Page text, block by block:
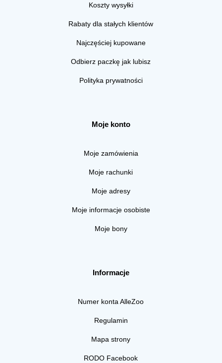
Koszty wysyłki
Rabaty dla stałych klientów
Najczęściej kupowane
Odbierz paczkę jak lubisz
Polityka prywatności
Moje konto
Moje zamówienia
Moje rachunki
Moje adresy
Moje informacje osobiste
Moje bony
Informacje
Numer konta AlleZoo
Regulamin
Mapa strony
RODO Facebook